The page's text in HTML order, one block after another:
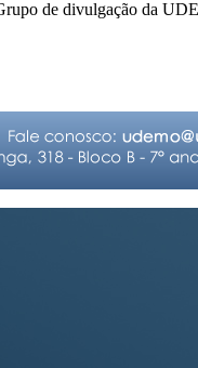
de divulgação da